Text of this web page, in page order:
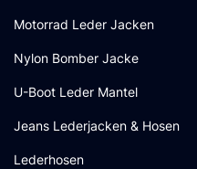
Motorrad Leder Jacken
Nylon Bomber Jacke
U-Boot Leder Mantel
Jeans Lederjacken & Hosen
Lederhosen